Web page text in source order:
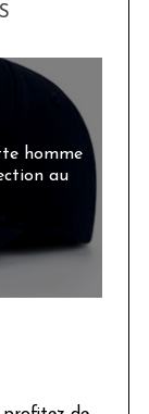
homme
au